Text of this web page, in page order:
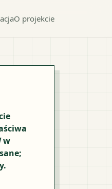
O projekcie
w